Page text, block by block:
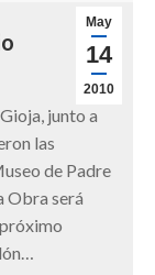
May
14
2010
junto a
las
de Padre
Obra será